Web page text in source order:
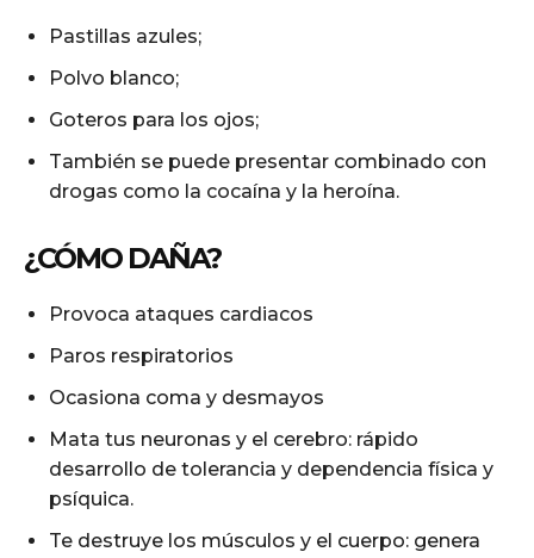
Pastillas azules;
Polvo blanco;
Goteros para los ojos;
También se puede presentar combinado con
drogas como la cocaína y la heroína.
¿CÓMO DAÑA?
Provoca ataques cardiacos
Paros respiratorios
Ocasiona coma y desmayos
Mata tus neuronas y el cerebro: rápido
desarrollo de tolerancia y dependencia física y
psíquica.
Te destruye los músculos y el cuerpo: genera